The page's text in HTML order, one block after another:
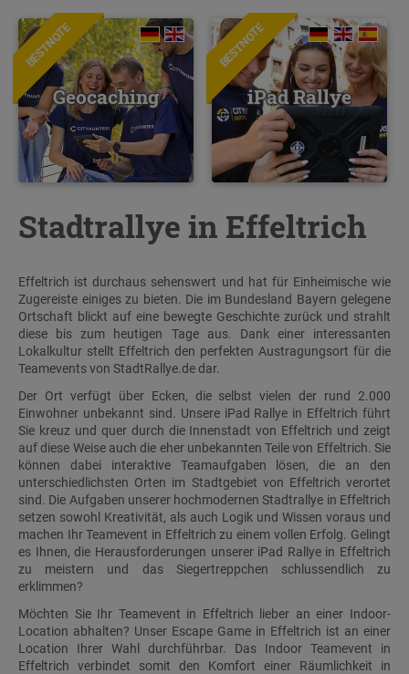
BESTNOTE
Geocaching
BESTNOTE
iPad Rallye
Stadtrallye in Effeltrich
Effeltrich ist durchaus sehenswert und hat für Einheimische wie
Zugereiste einiges zu bieten. Die im Bundesland Bayern gelegene
Ortschaft blickt auf eine bewegte Geschichte zurück und strahlt
diese bis zum heutigen Tage aus. Dank einer interessanten
Lokalkultur stellt Effeltrich den perfekten Austragungsort für die
Teamevents von StadtRallye.de dar.
Der Ort verfügt über Ecken, die selbst vielen der rund 2.000
Einwohner unbekannt sind. Unsere iPad Rallye in Effeltrich führt
Sie kreuz und quer durch die Innenstadt von Effeltrich und zeigt
auf diese Weise auch die eher unbekannten Teile von Effeltrich. Sie
können dabei interaktive Teamaufgaben lösen, die an den
unterschiedlichsten Orten im Stadtgebiet von Effeltrich verortet
sind. Die Aufgaben unserer hochmodernen Stadtrallye in Effeltrich
setzen sowohl Kreativität, als auch Logik und Wissen voraus und
machen Ihr Teamevent in Effeltrich zu einem vollen Erfolg. Gelingt
es Ihnen, die Herausforderungen unserer iPad Rallye in Effeltrich
zu meistern und das Siegertreppchen schlussendlich zu
erklimmen?
Möchten Sie Ihr Teamevent in Effeltrich lieber an einer Indoor-
Location abhalten? Unser Escape Game in Effeltrich ist an einer
Location Ihrer Wahl durchführbar. Das Indoor Teamevent in
Effeltrich verbindet somit den Komfort einer Räumlichkeit in